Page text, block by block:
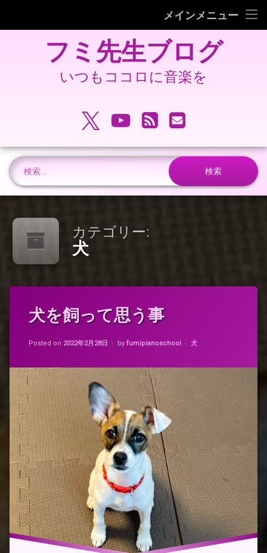
メインメニュー
旧 フミ先生ブログ
旧 フミピアノ教室ホームページ
プ
フミ先生ブログ
いつもココロに音楽を
X.comYouTube
RSS メールアドレ
検索:
カテゴリー:
犬
犬を飼って思う事
Posted on 2022年2月28日
Updated on 2022年2月28日
by fumipianoschool カテゴリー:
犬
ラ
ッ
セ
ル
テ
リ
ア
子
犬
犬
の
気
持
ち